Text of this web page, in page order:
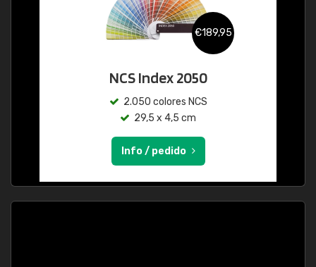
€189,95
NCS Index 2050
2.050 colores NCS
29,5 x 4,5 cm
Info / pedido